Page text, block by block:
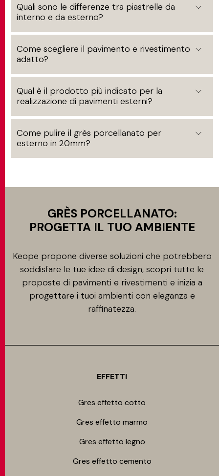
Quali sono le differenze tra piastrelle da
interno e da esterno?
Come scegliere il pavimento e rivestimento
adatto?
Qual è il prodotto più indicato per la
realizzazione di pavimenti esterni?
Come pulire il grès porcellanato per
esterno in 20mm?
GRÈS PORCELLANATO:
PROGETTA IL TUO AMBIENTE
Keope propone diverse soluzioni che potrebbero
soddisfare le tue idee di design, scopri tutte le
proposte di pavimenti e rivestimenti e inizia a
progettare i tuoi ambienti con eleganza e
raffinatezza.
EFFETTI
Gres effetto cotto
Gres effetto marmo
Gres effetto legno
Gres effetto cemento